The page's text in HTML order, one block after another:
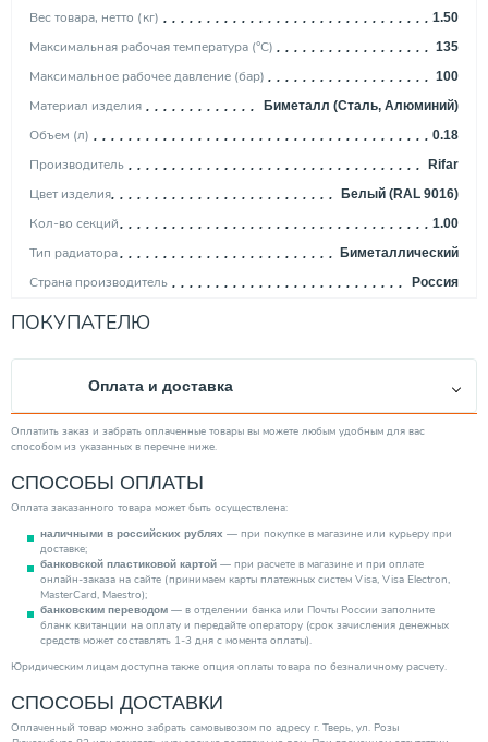
Вес товара, нетто (кг) 1.50
Максимальная рабочая температура (°С) 135
Максимальное рабочее давление (бар) 100
Материал изделия Биметалл (Сталь, Алюминий)
Объем (л) 0.18
Производитель Rifar
Цвет изделия Белый (RAL 9016)
Кол-во секций 1.00
Тип радиатора Биметаллический
Страна производитель Россия
Площадь обогрева (м²)
Тепловая мощность (Вт)
Стиль Современный
Высота (мм)
Длина (мм)
Ширина (мм)
Категория
ПОКУПАТЕЛЮ
Оплата и доставка
Оплатить заказ и забрать оплаченные товары вы можете любым удобным для вас
способом из указанных в перечне ниже.
СПОСОБЫ ОПЛАТЫ
Оплата заказанного товара может быть осуществлена:
наличными в российских рублях — при покупке в магазине или курьеру при
доставке;
банковской пластиковой картой — при расчете в магазине и при оплате
онлайн-заказа на сайте (принимаем карты платежных систем Visa, Visa Electron,
MasterCard, Maestro);
банковским переводом — в отделении банка или Почты России заполните
бланк квитанции на оплату и передайте оператору (срок зачисления денежных
средств может составлять 1-3 дня с момента оплаты).
Юридическим лицам доступна также опция оплаты товара по безналичному расчету.
СПОСОБЫ ДОСТАВКИ
Оплаченный товар можно забрать самовывозом по адресу г. Тверь, ул. Розы